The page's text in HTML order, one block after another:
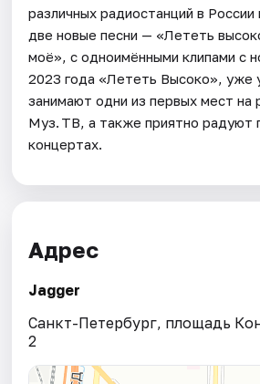
различных радиостанций в
две новые песни — «Лететь
моё», с одноимёнными клипами с
2023 года «Лететь Высоко», уже
занимают одни из первых мест на
Муз. ТВ, а также приятно радуют
концертах.
Адрес
Jagger
Санкт-Петербург, площадь
2